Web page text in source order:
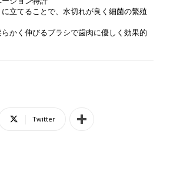
立てることで、水切れが良く細菌の繁殖
かく伸びるブラシで歯肉に優しく効果的
Twitter